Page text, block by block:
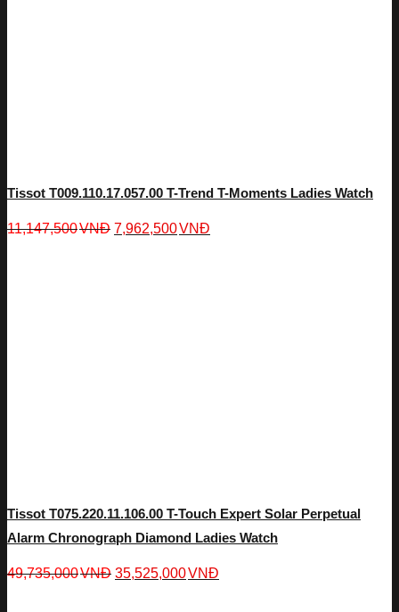
Tissot T009.110.17.057.00 T-Trend T-Moments Ladies Watch
11,147,500VNĐ 7,962,500VNĐ
Tissot T075.220.11.106.00 T-Touch Expert Solar Perpetual
Alarm Chronograph Diamond Ladies Watch
49,735,000VNĐ 35,525,000VNĐ